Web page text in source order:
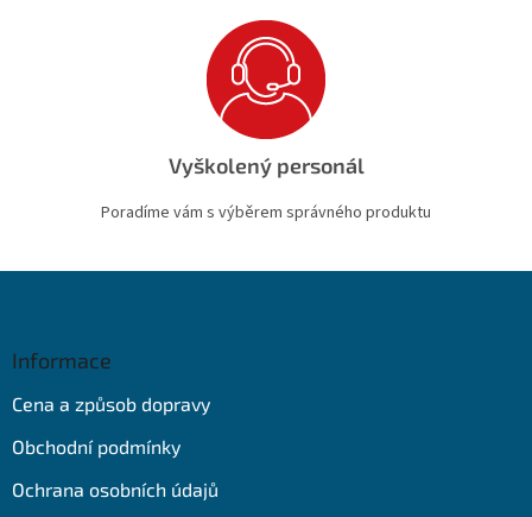
Vyškolený personál
Poradíme vám s výběrem správného produktu
Informace
Cena a způsob dopravy
Obchodní podmínky
Ochrana osobních údajů